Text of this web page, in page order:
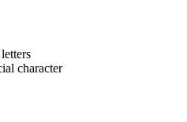
character